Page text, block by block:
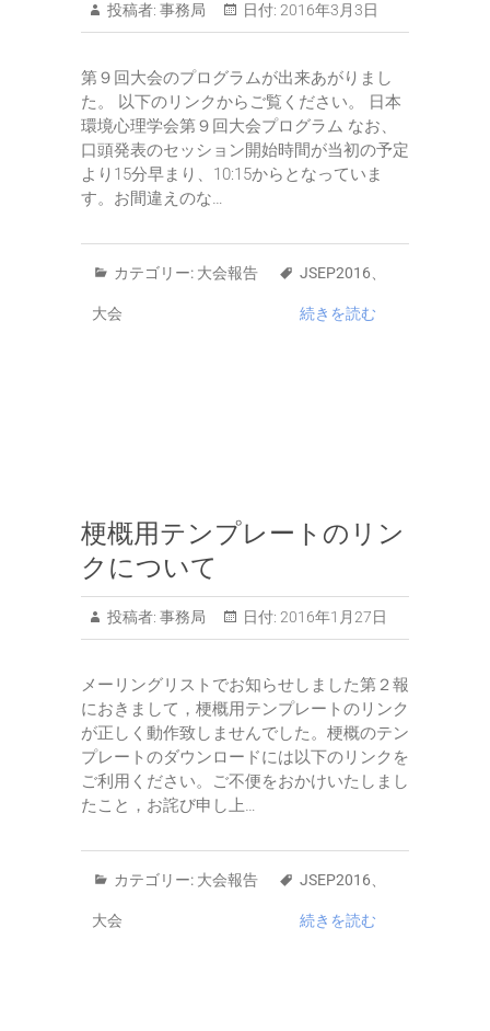
投稿者: 事務局 日付: 2016年3月3日
第９回大会のプログラムが出来あがりまし
た。 以下のリンクからご覧ください。 日本
環境心理学会第９回大会プログラム なお、
口頭発表のセッション開始時間が当初の予定
より15分早まり、10:15からとなっていま
す。お間違えのな…
カテゴリー: 大会報告 JSEP2016
大会 続きを読む
梗概用テンプレートのリン
クについて
投稿者: 事務局 日付: 2016年1月27日
メーリングリストでお知らせしました第２報
におきまして，梗概用テンプレートのリンク
が正しく動作致しませんでした。梗概のテン
プレートのダウンロードには以下のリンクを
ご利用ください。ご不便をおかけいたしまし
たこと，お詫び申し上…
カテゴリー: 大会報告 JSEP2016
大会 続きを読む